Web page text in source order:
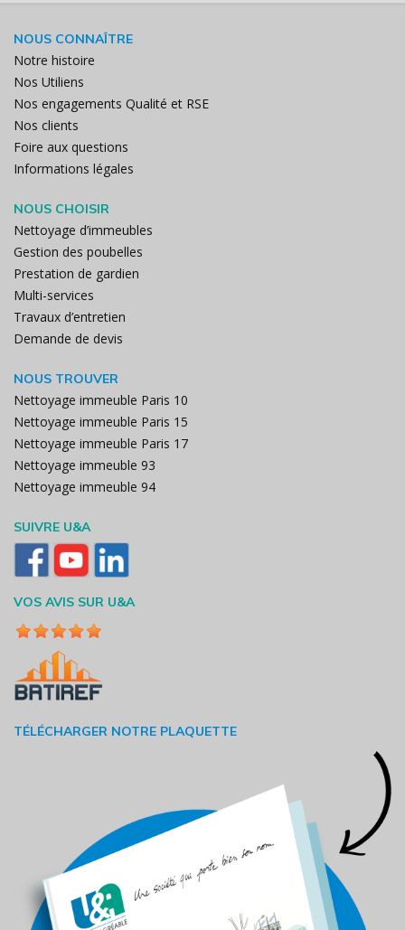
NOUS CONNAÎTRE
Notre histoire
Nos Utiliens
Nos engagements Qualité et RSE
Nos clients
Foire aux questions
Informations légales
NOUS CHOISIR
Nettoyage d’immeubles
Gestion des poubelles
Prestation de gardien
Multi-services
Travaux d’entretien
Demande de devis
NOUS TROUVER
Nettoyage immeuble Paris 10
Nettoyage immeuble Paris 15
Nettoyage immeuble Paris 17
Nettoyage immeuble 93
Nettoyage immeuble 94
SUIVRE U&A
VOS AVIS SUR U&A
TÉLÉCHARGER NOTRE PLAQUETTE